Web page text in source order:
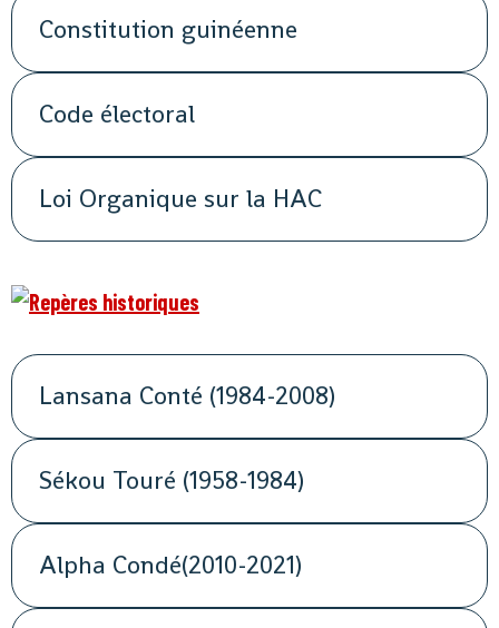
Constitution guinéenne
Code électoral
Loi Organique sur la HAC
Lansana Conté (1984-2008)
Sékou Touré (1958-1984)
Alpha Condé(2010-2021)